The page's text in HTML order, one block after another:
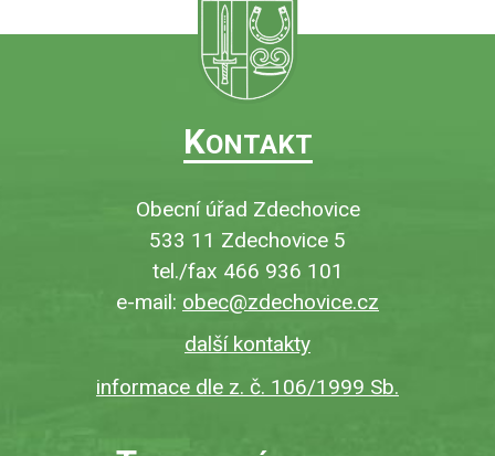
KONTAKT
Obecní úřad Zdechovice
533 11 Zdechovice 5
tel./fax 466 936 101
e-mail: obec@zdechovice.cz
další kontakty
informace dle z. č. 106/1999 Sb.